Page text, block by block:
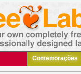
Comemorações